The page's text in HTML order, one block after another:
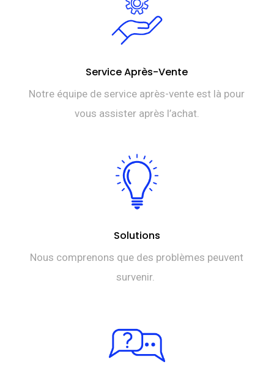
Service Après-Vente
Notre équipe de service après-vente est là pour
vous assister après l’achat.
Solutions
Nous comprenons que des problèmes peuvent
survenir.